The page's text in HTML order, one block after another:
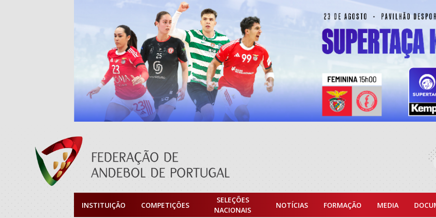
INSTITUIÇÃO COMPETIÇÕES
SELEÇÕES
NACIONAIS
NOTÍCIAS FORMAÇÃO MEDIA